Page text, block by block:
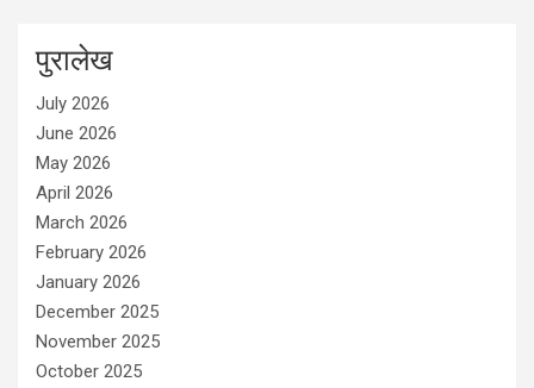
पुरालेख
July 2026
June 2026
May 2026
April 2026
March 2026
February 2026
January 2026
December 2025
November 2025
October 2025